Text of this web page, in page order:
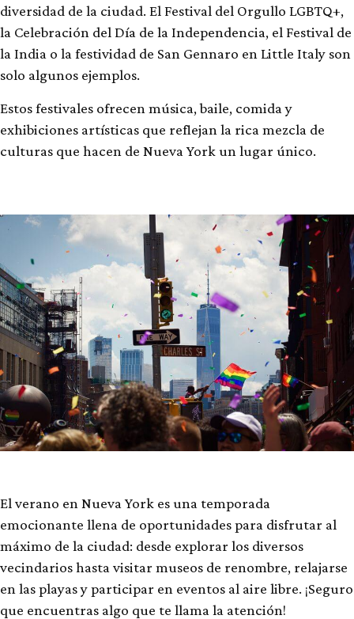
diversidad de la ciudad. El Festival del Orgullo LGBTQ+,
la Celebración del Día de la Independencia, el Festival de
la India o la festividad de San Gennaro en Little Italy son
solo algunos ejemplos.
Estos festivales ofrecen música, baile, comida y
exhibiciones artísticas que reflejan la rica mezcla de
culturas que hacen de Nueva York un lugar único.
El verano en Nueva York es una temporada
emocionante llena de oportunidades para disfrutar al
máximo de la ciudad: desde explorar los diversos
vecindarios hasta visitar museos de renombre, relajarse
en las playas y participar en eventos al aire libre. ¡Seguro
que encuentras algo que te llama la atención!